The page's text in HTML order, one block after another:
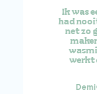
Ik was
had
net zo
werkt
Demi